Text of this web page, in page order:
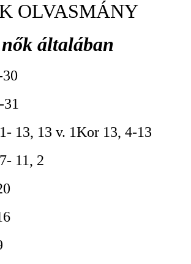
OLVASMÁNY
általában
13, 13 v. 1Kor 13, 4-13
11, 2